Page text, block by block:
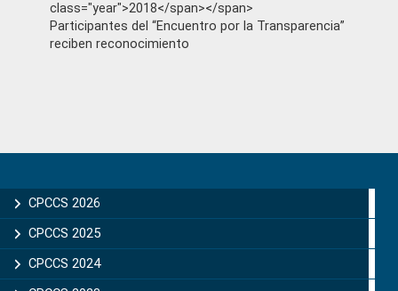
class="year">2018</span></span>
Participantes del “Encuentro por la Transparencia”
reciben reconocimiento
Sidebar
CPCCS 2026
CPCCS 2025
CPCCS 2024